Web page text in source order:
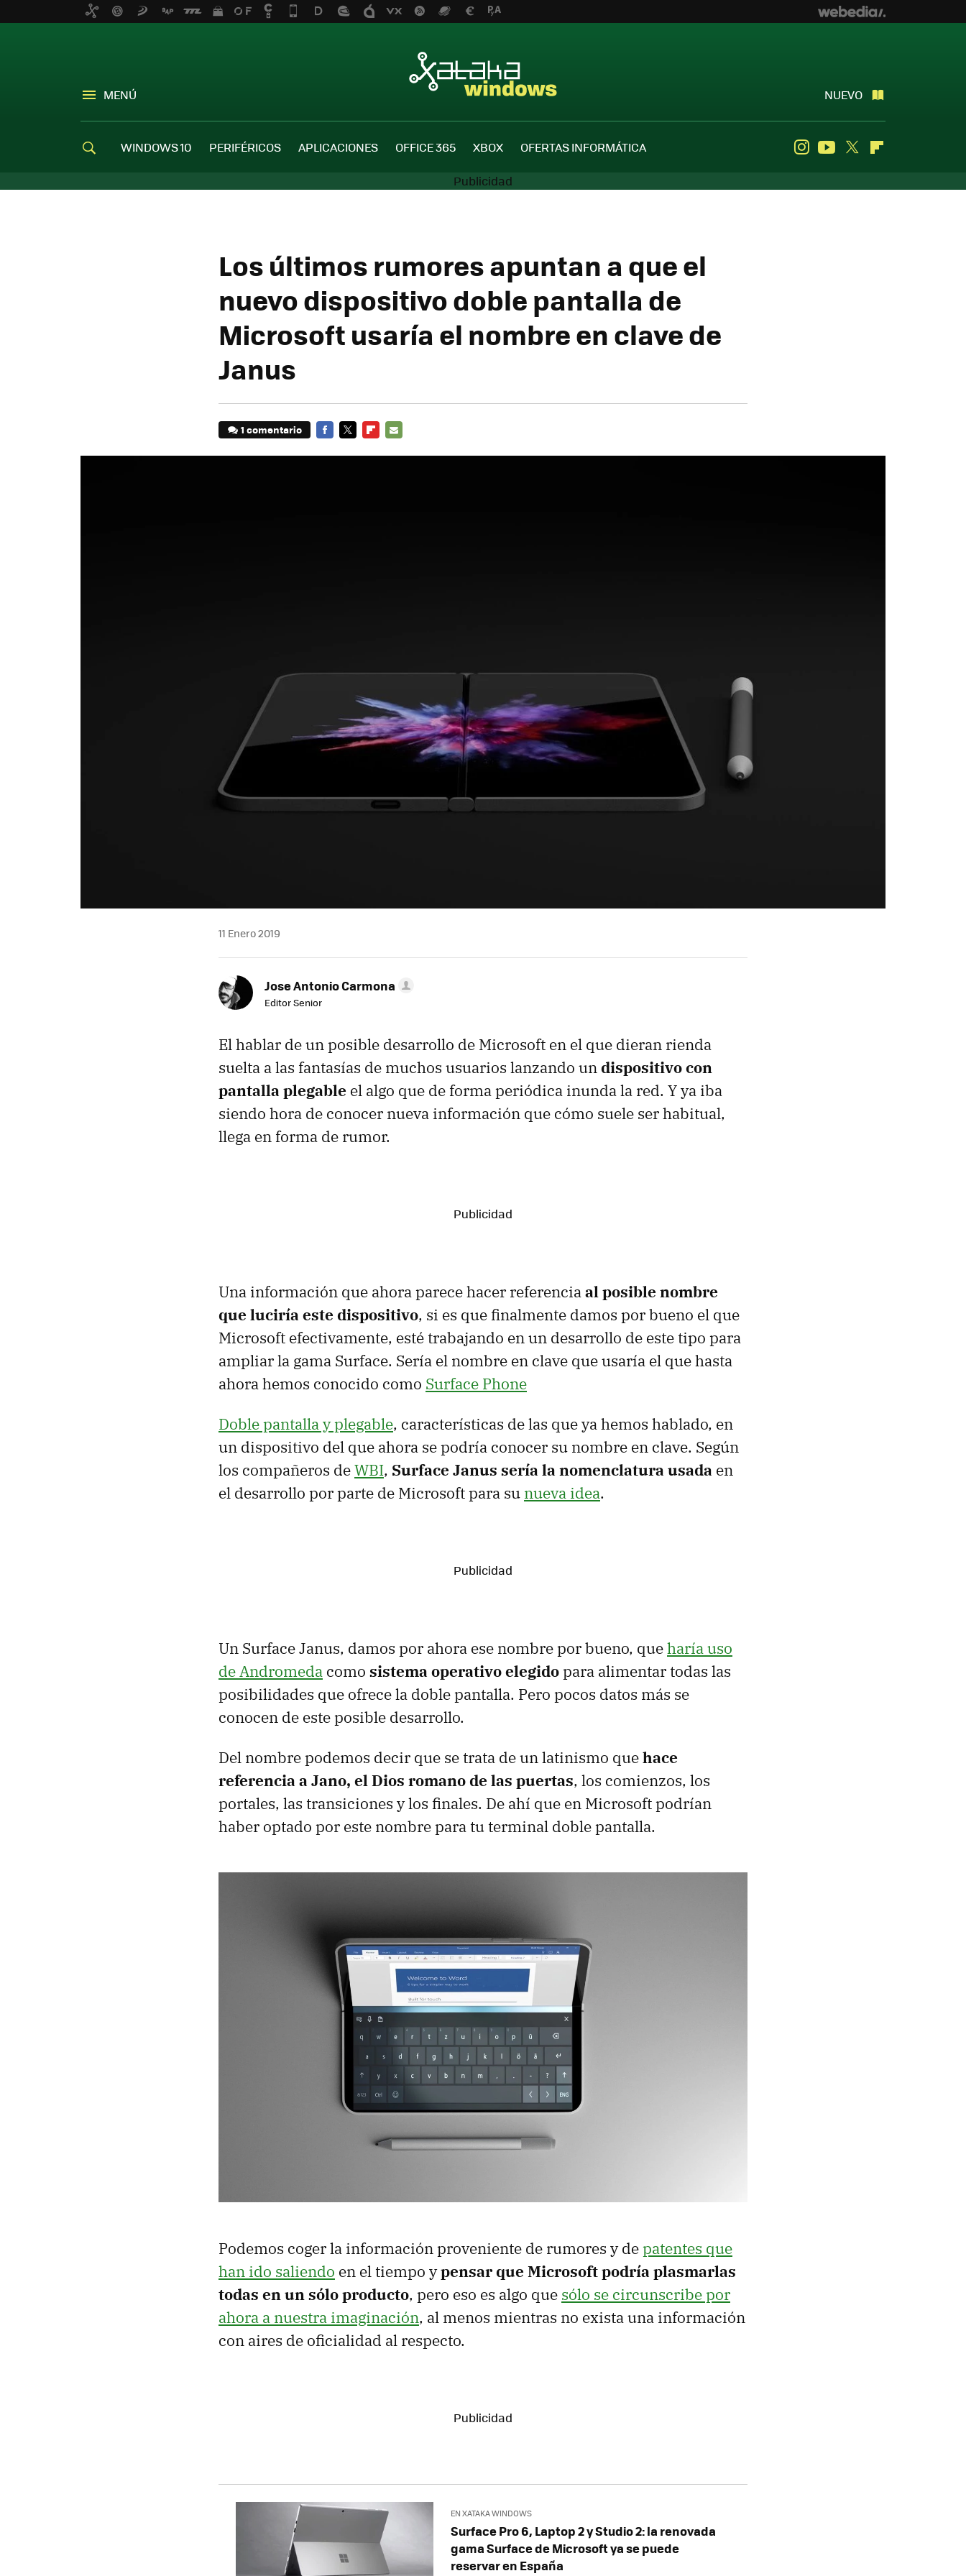
MENÚ NUEVO
WINDOWS 10 PERIFÉRICOS APLICACIONES OFFICE 365 XBOX OFERTAS INFORMÁTICA InstagramYoutube
Twitter
Los últimos rumores apuntan a que el
nuevo dispositivo doble pantalla de
Microsoft usaría el nombre en clave de
Janus
1 comentario
11 Enero 2019
Jose Antonio Carmona
Editor Senior
El hablar de un posible desarrollo de Microsoft en el que dieran rienda
suelta a las fantasías de muchos usuarios lanzando undispositivo con
pantalla plegable el algo que de forma periódica inunda la red. Y ya iba
siendo hora de conocer nueva información que cómo suele ser habitual,
llega en forma de rumor.
Una información que ahora parece hacer referenciaal posible nombre
que luciría este dispositivo, si es que finalmente damos por bueno el que
Microsoft efectivamente, esté trabajando en un desarrollo de este tipo para
ampliar la gama Surface. Sería el nombre en clave que usaría el que hasta
ahora hemos conocido como Surface Phone
Doble pantalla y plegable, características de las que ya hemos hablado, en
un dispositivo del que ahora se podría conocer su nombre en clave. Según
los compañeros deWBI, Surface Janus sería la nomenclatura usada en
el desarrollo por parte de Microsoft para su nueva idea.
Un Surface Janus, damos por ahora ese nombre por bueno, queharía uso
de Andromeda como sistema operativo elegidopara alimentar todas las
posibilidades que ofrece la doble pantalla. Pero pocos datos más se
conocen de este posible desarrollo.
Del nombre podemos decir que se trata de un latinismo quehace
referencia a Jano, el Dios romano de las puertas, los comienzos, los
portales, las transiciones y los finales. De ahí que en Microsoft podrían
haber optado por este nombre para tu terminal doble pantalla.
Podemos coger la información proveniente de rumores y depatentes que
han ido saliendo en el tiempo ypensar que Microsoft podría plasmarlas
todas en un sólo producto, pero eso es algo que sólo se circunscribe por
ahora a nuestra imaginación, al menos mientras no exista una información
con aires de oficialidad al respecto.
EN XATAKA WINDOWS
Surface Pro 6, Laptop 2 y Studio 2: la renovada
gama Surface de Microsoft ya se puede
reservar en España